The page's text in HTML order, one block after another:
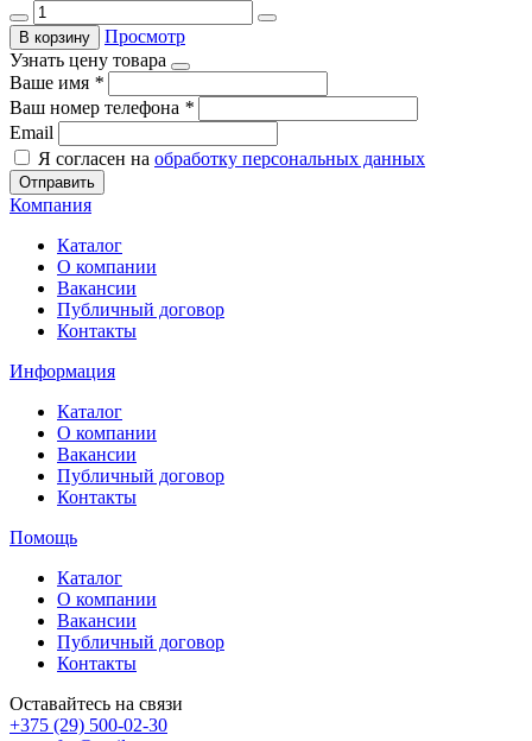
В корзину
Просмотр
Узнать цену товара
Ваше имя *
Ваш номер телефона *
Email
Я согласен на обработку персональных данных
Отправить
Компания
Каталог
О компании
Вакансии
Публичный договор
Контакты
Информация
Каталог
О компании
Вакансии
Публичный договор
Контакты
Помощь
Каталог
О компании
Вакансии
Публичный договор
Контакты
Оставайтесь на связи
+375 (29) 500-02-30